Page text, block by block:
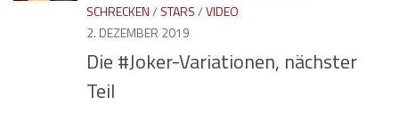
SCHRECKEN/ STARS/VIDEO
2. DEZEMBER 2019
Die #Joker-Variationen, nächster
Teil